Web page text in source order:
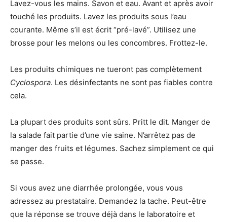
Lavez-vous les mains. Savon et eau. Avant et après avoir
touché les produits. Lavez les produits sous l’eau
courante. Même s’il est écrit “pré-lavé”. Utilisez une
brosse pour les melons ou les concombres. Frottez-le.
Les produits chimiques ne tueront pas complètement
Cyclospora. Les désinfectants ne sont pas fiables contre
cela.
La plupart des produits sont sûrs. Pritt le dit. Manger de
la salade fait partie d’une vie saine. N’arrêtez pas de
manger des fruits et légumes. Sachez simplement ce qui
se passe.
Si vous avez une diarrhée prolongée, vous vous
adressez au prestataire. Demandez la tache. Peut-être
que la réponse se trouve déjà dans le laboratoire et